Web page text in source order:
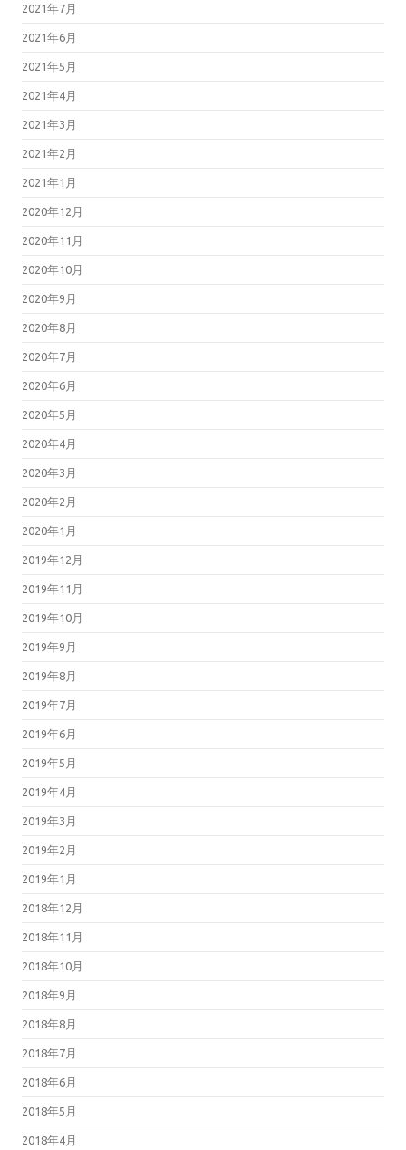
2021年7月
2021年6月
2021年5月
2021年4月
2021年3月
2021年2月
2021年1月
2020年12月
2020年11月
2020年10月
2020年9月
2020年8月
2020年7月
2020年6月
2020年5月
2020年4月
2020年3月
2020年2月
2020年1月
2019年12月
2019年11月
2019年10月
2019年9月
2019年8月
2019年7月
2019年6月
2019年5月
2019年4月
2019年3月
2019年2月
2019年1月
2018年12月
2018年11月
2018年10月
2018年9月
2018年8月
2018年7月
2018年6月
2018年5月
2018年4月